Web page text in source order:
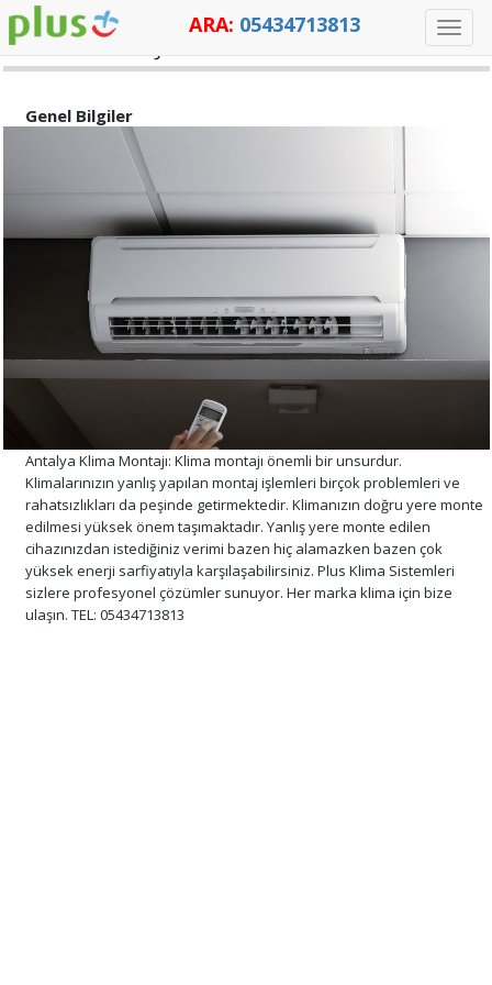
Toggle
ARA: 05434713813
KLİMA MONTAJI
Genel Bilgiler
Antalya Klima Montajı: Klima montajı önemli bir unsurdur.
Klimalarınızın yanlış yapılan montaj işlemleri birçok problemleri ve
rahatsızlıkları da peşinde getirmektedir. Klimanızın doğru yere monte
edilmesi yüksek önem taşımaktadır. Yanlış yere monte edilen
cihazınızdan istediğiniz verimi bazen hiç alamazken bazen çok
yüksek enerji sarfiyatıyla karşılaşabilirsiniz. Plus Klima Sistemleri
sizlere profesyonel çözümler sunuyor. Her marka klima için bize
ulaşın. TEL: 05434713813